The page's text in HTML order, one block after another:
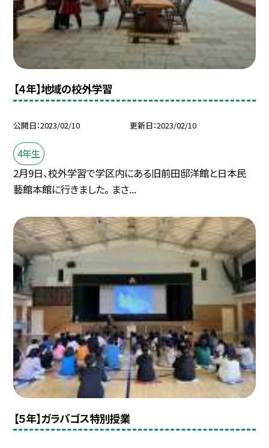
【４年】地域の校外学習
公開日 2023/02/10 更新日 2023/02/10
4年生
2月9日、校外学習で学区内にある旧前田邸洋館と日本民
藝館本館に行きました。 まさ...
【５年】ガラパゴス特別授業